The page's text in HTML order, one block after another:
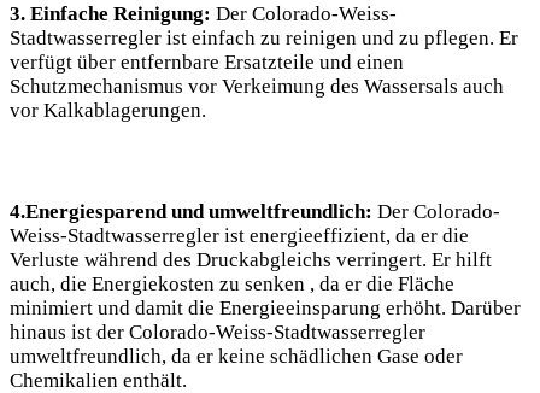
3. Einfache Reinigung: Der Colorado-Weiss-
Stadtwasserregler ist einfach zu reinigen und zu pflegen. Er
verfügt über entfernbare Ersatzteile und einen
Schutzmechanismus vor Verkeimung des Wassersals auch
vor Kalkablagerungen.
4.Energiesparend und umweltfreundlich: Der Colorado-
Weiss-Stadtwasserregler ist energieeffizient, da er die
Verluste während des Druckabgleichs verringert. Er hilft
auch, die Energiekosten zu senken , da er die Fläche
minimiert und damit die Energieeinsparung erhöht. Darüber
hinaus ist der Colorado-Weiss-Stadtwasserregler
umweltfreundlich, da er keine schädlichen Gase oder
Chemikalien enthält.